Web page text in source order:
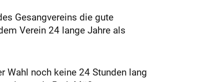
Gesangvereins die gute
Verein 24 lange Jahre als
Wahl noch keine 24 Stunden lang